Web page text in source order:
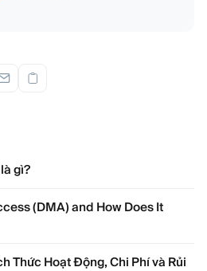
gì?
(DMA) and How Does It
Thức Hoạt Động, Chi Phí và Rủi